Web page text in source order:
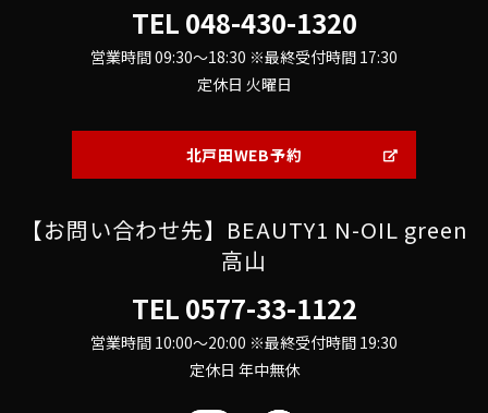
TEL 048-430-1320
営業時間 09:30～18:30 ※最終受付時間 17:30
定休日 火曜日
北戸田WEB予約
【お問い合わせ先】BEAUTY1 N-OIL green
高山
TEL 0577-33-1122
営業時間 10:00～20:00 ※最終受付時間 19:30
定休日 年中無休